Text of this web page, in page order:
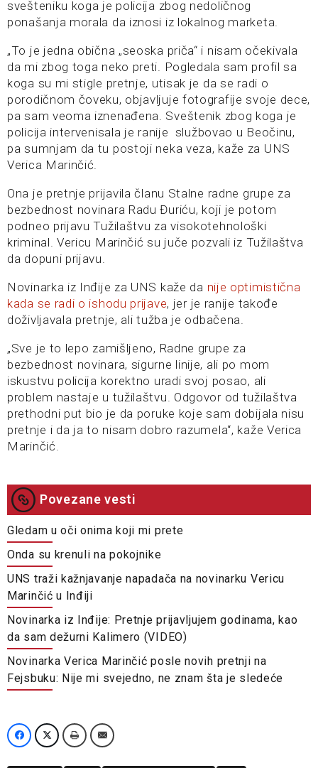
svešteniku koga je policija zbog nedoličnog
ponašanja morala da iznosi iz lokalnog marketa.
„To je jedna obična „seoska priča“ i nisam očekivala
da mi zbog toga neko preti. Pogledala sam profil sa
koga su mi stigle pretnje, utisak je da se radi o
porodičnom čoveku, objavljuje fotografije svoje dece,
pa sam veoma iznenađena. Sveštenik zbog koga je
policija intervenisala je ranije službovao u Beočinu,
pa sumnjam da tu postoji neka veza, kaže za UNS
Verica Marinčić.
Ona je pretnje prijavila članu Stalne radne grupe za
bezbednost novinara Radu Đuriću, koji je potom
podneo prijavu Tužilaštvu za visokotehnološki
kriminal. Vericu Marinčić su juče pozvali iz Tužilaštva
da dopuni prijavu.
Novinarka iz Inđije za UNS kaže da nije optimistična
kada se radi o ishodu prijave, jer je ranije takođe
doživljavala pretnje, ali tužba je odbačena.
„Sve je to lepo zamišljeno, Radne grupe za
bezbednost novinara, sigurne linije, ali po mom
iskustvu policija korektno uradi svoj posao, ali
problem nastaje u tužilaštvu. Odgovor od tužilaštva
prethodni put bio je da poruke koje sam dobijala nisu
pretnje i da ja to nisam dobro razumela“, kaže Verica
Marinčić.
Povezane vesti
Gledam u oči onima koji mi prete
Onda su krenuli na pokojnike
UNS traži kažnjavanje napadača na novinarku Vericu
Marinčić u Inđiji
Novinarka iz Inđije: Pretnje prijavljujem godinama, kao
da sam dežurni Kalimero (VIDEO)
Novinarka Verica Marinčić posle novih pretnji na
Fejsbuku: Nije mi svejedno, ne znam šta je sledeće